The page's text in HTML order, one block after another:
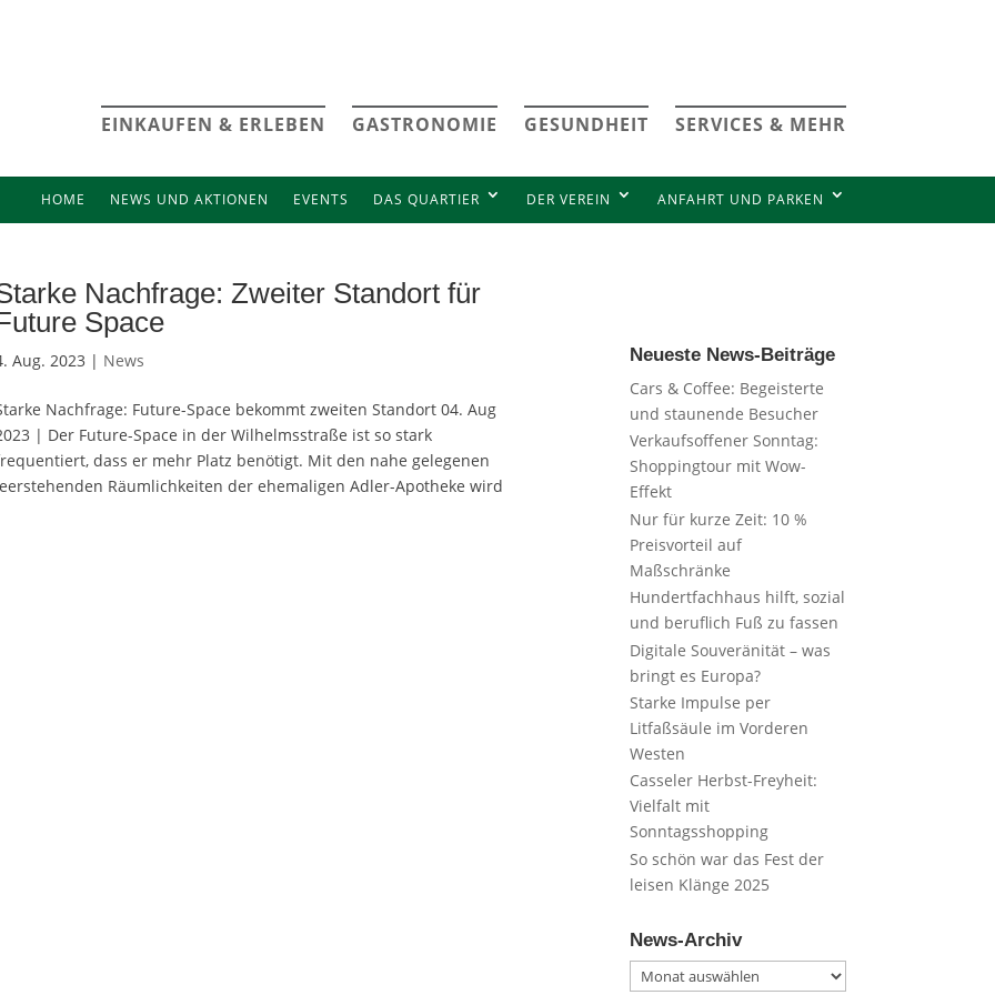
EINKAUFEN & ERLEBEN GASTRONOMIE GESUNDHEIT SERVICES & MEHR
HOME NEWS UND AKTIONEN EVENTS DAS QUARTIER DER VEREIN ANFAHRT UND PARKEN
Nachfrage: Zweiter Standort für
Space
Aug. 2023 | News
Nachfrage: Future-Space bekommt zweiten Standort 04. Aug
| Der Future-Space in der Wilhelmsstraße ist so stark
dass er mehr Platz benötigt. Mit den nahe gelegenen
Räumlichkeiten der ehemaligen Adler-Apotheke wird
Neueste News-Beiträge
Cars & Coffee: Begeisterte
und staunende Besucher
Verkaufsoffener Sonntag:
Shoppingtour mit Wow-
Effekt
Nur für kurze Zeit: 10 %
Preisvorteil auf
Maßschränke
Hundertfachhaus hilft, sozial
und beruflich Fuß zu fassen
Digitale Souveränität – was
bringt es Europa?
Starke Impulse per
Litfaßsäule im Vorderen
Westen
Casseler Herbst-Freyheit:
Vielfalt mit
Sonntagsshopping
So schön war das Fest der
leisen Klänge 2025
News-Archiv
News-